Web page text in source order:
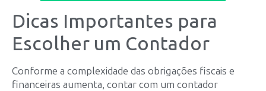
Dicas Importantes para
Escolher um Contador
Conforme a complexidade das obrigações fiscais e
financeiras aumenta, contar com um contador